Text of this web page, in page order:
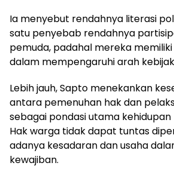
Ia menyebut rendahnya literasi
satu penyebab rendahnya
pemuda, padahal mereka
dalam mempengaruhi arah
Lebih jauh, Sapto menekankan
antara pemenuhan hak dan
sebagai pondasi utama
Hak warga tidak dapat tuntas
adanya kesadaran dan usaha
kewajiban.